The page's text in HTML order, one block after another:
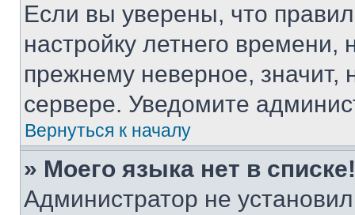
Если вы уверены, что
настройку летнего
прежнему неверное, значит,
сервере. Уведомите
Вернуться к началу
» Моего языка нет в списке!
Администратор не